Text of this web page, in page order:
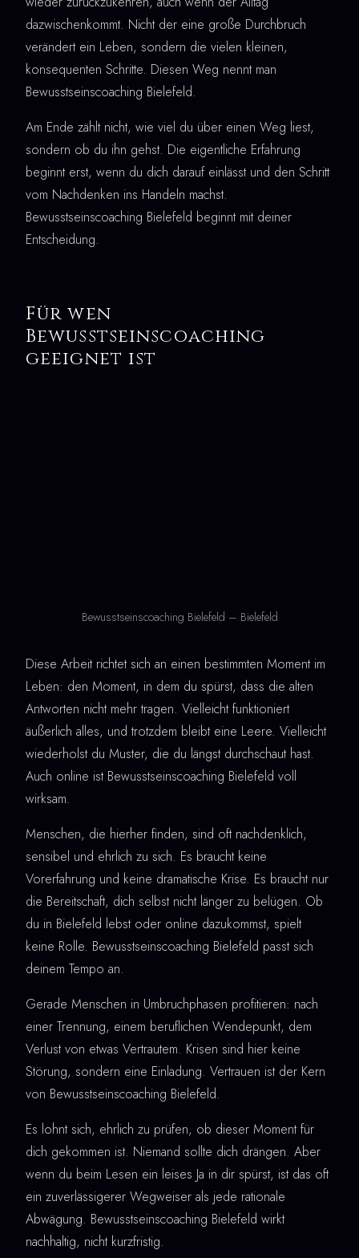
dazwischenkommt. Nicht der eine große Durchbruch
verändert ein Leben, sondern die vielen kleinen,
konsequenten Schritte. Diesen Weg nennt man
Bewusstseinscoaching Bielefeld.
Am Ende zählt nicht, wie viel du über einen Weg liest,
sondern ob du ihn gehst. Die eigentliche Erfahrung
beginnt erst, wenn du dich darauf einlässt und den Schritt
vom Nachdenken ins Handeln machst.
Bewusstseinscoaching Bielefeld beginnt mit deiner
Entscheidung.
Für wen
Bewusstseinscoaching
geeignet ist
Bewusstseinscoaching Bielefeld – Bielefeld
Diese Arbeit richtet sich an einen bestimmten Moment im
Leben: den Moment, in dem du spürst, dass die alten
Antworten nicht mehr tragen. Vielleicht funktioniert
äußerlich alles, und trotzdem bleibt eine Leere. Vielleicht
wiederholst du Muster, die du längst durchschaut hast.
Auch online ist Bewusstseinscoaching Bielefeld voll
wirksam.
Menschen, die hierher finden, sind oft nachdenklich,
sensibel und ehrlich zu sich. Es braucht keine
Vorerfahrung und keine dramatische Krise. Es braucht nur
die Bereitschaft, dich selbst nicht länger zu belügen. Ob
du in Bielefeld lebst oder online dazukommst, spielt
keine Rolle. Bewusstseinscoaching Bielefeld passt sich
deinem Tempo an.
Gerade Menschen in Umbruchphasen profitieren: nach
einer Trennung, einem beruflichen Wendepunkt, dem
Verlust von etwas Vertrautem. Krisen sind hier keine
Störung, sondern eine Einladung. Vertrauen ist der Kern
von Bewusstseinscoaching Bielefeld.
Es lohnt sich, ehrlich zu prüfen, ob dieser Moment für
dich gekommen ist. Niemand sollte dich drängen. Aber
wenn du beim Lesen ein leises Ja in dir spürst, ist das oft
ein zuverlässigerer Wegweiser als jede rationale
Abwägung. Bewusstseinscoaching Bielefeld wirkt
nachhaltig, nicht kurzfristig.